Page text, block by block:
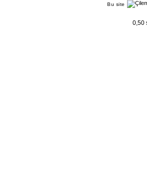
Bu site
0,50